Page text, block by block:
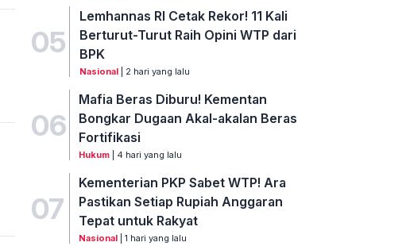
05
Lemhannas RI Cetak Rekor! 11 Kali
Berturut-Turut Raih Opini WTP dari
BPK
Nasional| 2 hari yang lalu
06
Mafia Beras Diburu! Kementan
Bongkar Dugaan Akal-akalan Beras
Fortifikasi
Hukum | 4 hari yang lalu
07
Kementerian PKP Sabet WTP! Ara
Pastikan Setiap Rupiah Anggaran
Tepat untuk Rakyat
Nasional | 1 hari yang lalu